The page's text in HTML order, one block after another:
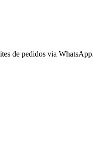
de pedidos via